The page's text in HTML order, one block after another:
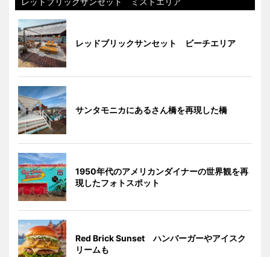
レッドブリックサンセット ビーチエリア
サンタモニカにあるさん橋を再現した橋
1950年代のアメリカンダイナーの世界観を再
現したフォトスポット
Red Brick Sunset ハンバーガーやアイスク
リームも